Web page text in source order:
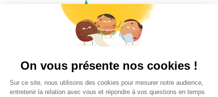
Plus de 650 Avis
On vous présente nos cookies !
Sur ce site, nous utilisons des cookies pour mesurer notre audience,
entretenir la relation avec vous et répondre à vos questions en temps